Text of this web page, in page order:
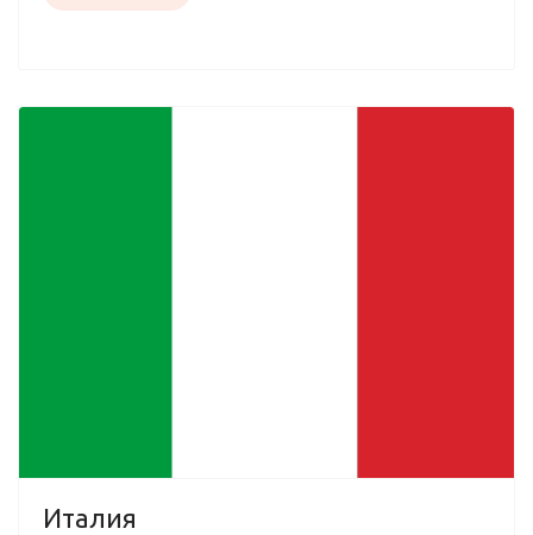
Италия